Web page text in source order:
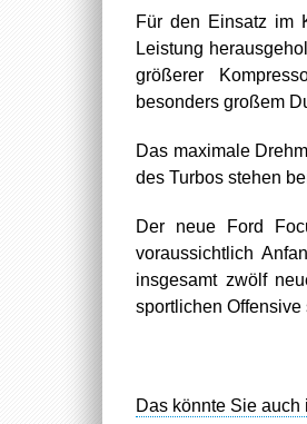
Für den Einsatz im
Leistung
größerer
besonders großem
Das maximale
des Turbos stehen
Der neue Ford
voraussichtlich
insgesamt zwölf
sportlichen
Das könnte Sie auch